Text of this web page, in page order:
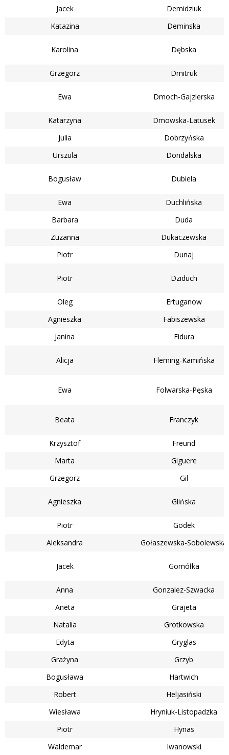
Jacek
Demidziuk
Katazina
Deminska
Karolina Dębska
Grzegorz Dmitruk
Ewa Dmoch-Gajzlerska
Katarzyna
Dmowska-Latusek
Julia
Dobrzyńska
Urszula
Dondalska
Bogusław Dubiela
Ewa
Duchlińska
Barbara
Duda
Zuzanna
Dukaczewska
Piotr
Dunaj
Piotr Dziduch
Oleg
Ertuganow
Agnieszka
Fabiszewska
Janina
Fidura
Alicja Fleming-Kamińska
Ewa Folwarska-Pęska
Beata Franczyk
Krzysztof
Freund
Marta
Giguere
Grzegorz
Gil
Agnieszka Glińska
Piotr
Godek
Aleksandra
Gołaszewska-Sobolewska
Jacek Gomółka
Anna
Gonzalez-Szwacka
Aneta
Grajeta
Natalia
Grotkowska
Edyta
Gryglas
Grażyna
Grzyb
Bogusława
Hartwich
Robert
Heljasiński
Wiesława
Hryniuk-Listopadzka
Piotr
Hynas
Waldemar
Iwanowski